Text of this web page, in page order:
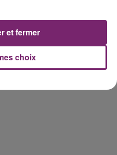
choix
et fermer